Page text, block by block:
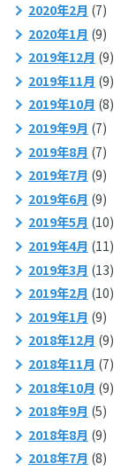
2020年2月 (7)
2020年1月 (9)
2019年12月 (9)
2019年11月 (9)
2019年10月 (8)
2019年9月 (7)
2019年8月 (7)
2019年7月 (9)
2019年6月 (9)
2019年5月 (10)
2019年4月 (11)
2019年3月 (13)
2019年2月 (10)
2019年1月 (9)
2018年12月 (9)
2018年11月 (7)
2018年10月 (9)
2018年9月 (5)
2018年8月 (9)
2018年7月 (8)